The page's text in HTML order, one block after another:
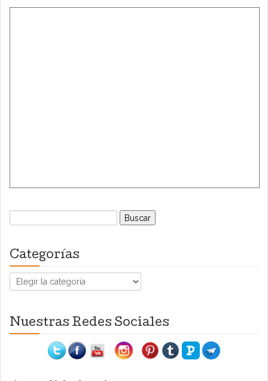
Buscar:
Categorías
Categorías
Nuestras Redes Sociales